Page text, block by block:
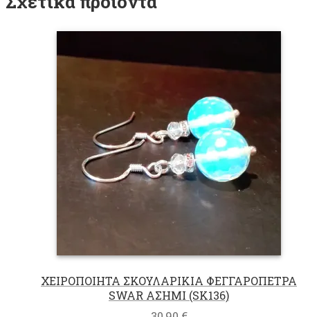
ΧΕΙΡΟΠΟΙΗΤΑ ΣΚΟΥΛΑΡΙΚΙΑ ΦΕΓΓΑΡΟΠΕΤΡΑ
SWAR ΑΣΗΜΙ (SK136)